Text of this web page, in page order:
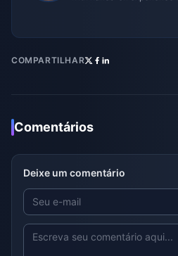
COMPARTILHAR
Comentários
Deixe um comentário